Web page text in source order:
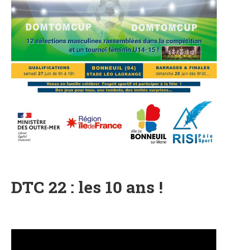
DTC 22 : les 10 ans !